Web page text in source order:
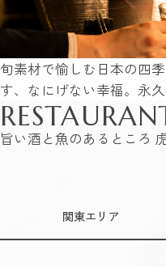
旬素材で愉しむ日本の四
す、なにげない幸福。永
旨い酒と魚のあるところ
関東エリア